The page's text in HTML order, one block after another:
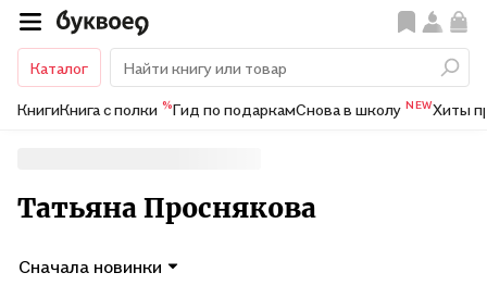
Каталог
КнигиКнига с полки %Гид по подаркамСнова в школу NEWХиты
Татьяна Проснякова
Сначала новинки